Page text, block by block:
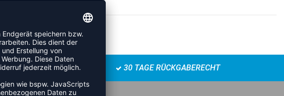
30 TAGE RÜCKGABERECHT